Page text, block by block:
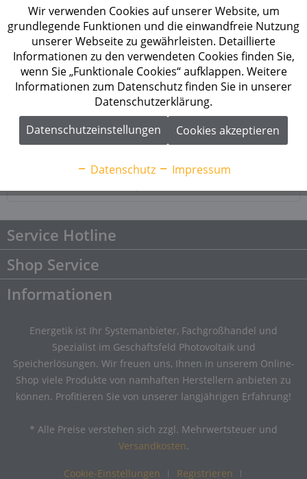
Merken
Artikel-Nr.: 260410
Beschreibung
Der Fronius Symo GEN24 Plus ist mit
Leistungsklassen von 6.0 bis 10.0 kW der ideale...
mehr
6
Service Hotline
Shop Service
Informationen
Energetik ist Ihr Systemanbieter, Fachgroßhandel und
Spezialist im Geschäftsfeld Photovoltaik und
Speicherlösungen. Wir freuen uns, Ihnen in unserem Online-
Shop viele Produkte von namhaften Herstellern anbieten zu
können. Profitieren Sie von unserer langjährigen Erfahrung!
* Alle Preise verstehen sich zzgl. Mehrwertsteuer und
Versandkosten.
Cookie-Einstellungen Registrieren
Wir verwenden Cookies auf unserer Website, um
grundlegende Funktionen und die einwandfreie Nutzung
unserer Webseite zu gewährleisten. Detaillierte
Informationen zu den verwendeten Cookies finden Sie,
wenn Sie „Funktionale Cookies“ aufklappen. Weitere
Informationen zum Datenschutz finden Sie in unserer
Datenschutzerklärung.
Datenschutzeinstellungen
Cookies akzeptieren
Datenschutz Impressum